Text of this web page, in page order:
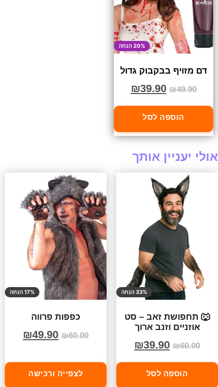
20% הנחה
דם מזויף בבקבוק גדול
₪49.90
₪39.90
הוספה לסל
אולי יעניין אותך
33% הנחה
🐺 תחפושת זאב – סט
אוזניים וזנב ארוך
₪60.00
₪39.90
הוספה לסל
17% הנחה
כפפות פרווה
₪60.00
₪49.90
לצפייה ורכישה